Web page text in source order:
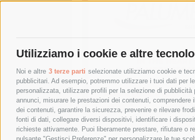
Utilizziamo i cookie e altre
Noi e altre 3 terze parti selezionate utilizziamo cookie e
pubblicitari. Ad esempio, potremmo utilizzare i tuoi dati per
personalizzata, utilizzare profili per la selezione di
annunci, misurare le prestazioni dei contenuti,
dei contenuti, garantire la sicurezza, prevenire e rilevare
fonti di dati, collegare diversi dispositivi, identificare i
richieste attivamente. Puoi liberamente prestare, rifiutare o